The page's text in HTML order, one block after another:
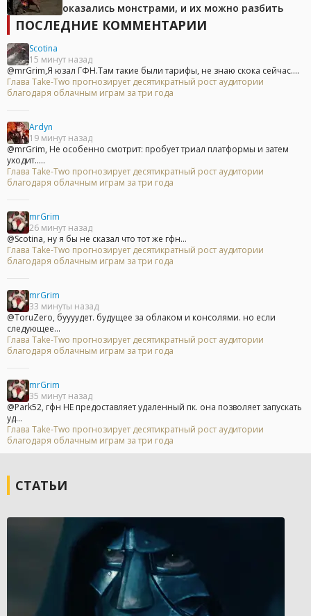
оказались монстрами, и их можно разбить
ПОСЛЕДНИЕ КОММЕНТАРИИ
Scotina
15 минут назад
@mrGrim,Я юзал ГФН.Там такие были тарифы, не знаю скока сейчас....
Глава Take-Two прогнозирует десятикратный рост аудитории
благодаря облачным играм за три года
Ardyn
19 минут назад
@mrGrim, Не особенно смотрит: пробует триал платформы и затем
уходит.....
Глава Take-Two прогнозирует десятикратный рост аудитории
благодаря облачным играм за три года
mrGrim
26 минут назад
@Scotina, ну я бы не сказал что тот же гфн...
Глава Take-Two прогнозирует десятикратный рост аудитории
благодаря облачным играм за три года
mrGrim
33 минуты назад
@ToruZero, буууудет. будущее за облаком и консолями. но если
следующее...
Глава Take-Two прогнозирует десятикратный рост аудитории
благодаря облачным играм за три года
mrGrim
35 минут назад
@Park52, гфн НЕ предоставляет удаленный пк. она позволяет запускать
уд...
Глава Take-Two прогнозирует десятикратный рост аудитории
благодаря облачным играм за три года
СТАТЬИ